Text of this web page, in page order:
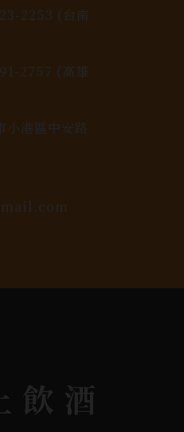
2253 (台南
2757 (高雄
小港區中安路
飲酒